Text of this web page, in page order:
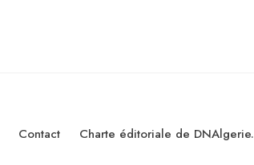
Contact
Charte éditoriale de